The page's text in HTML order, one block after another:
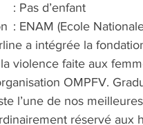
Nombre d’enfant	: Pas d’enfant
Ecole de Formation	: ENAM
a intégrée la
violence faite aux
OMPFV.
l’une de nos
réservé